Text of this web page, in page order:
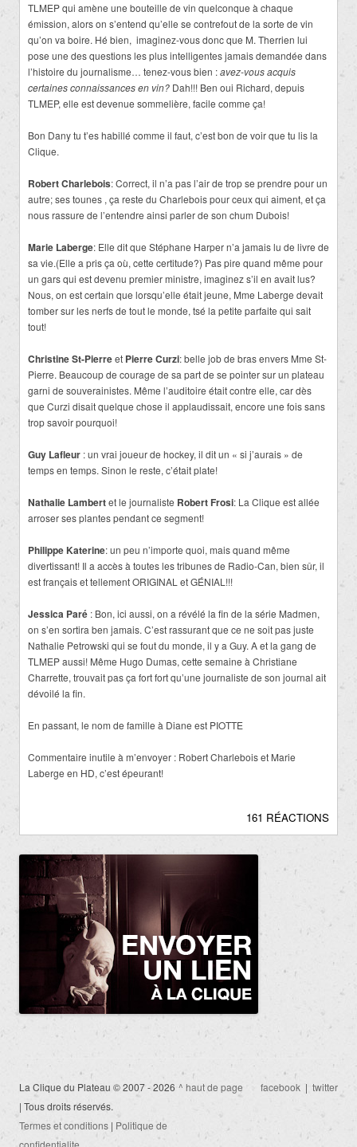
TLMEP qui amène une bouteille de vin quelconque à chaque
émission, alors on s’entend qu’elle se contrefout de la sorte de vin
qu’on va boire. Hé bien, imaginez-vous donc que M. Therrien lui
pose une des questions les plus intelligentes jamais demandée dans
l’histoire du journalisme… tenez-vous bien :avez-vous acquis
certaines connaissances en vin? Dah!!! Ben oui Richard, depuis
TLMEP, elle est devenue sommelière, facile comme ça!
Bon Dany tu t’es habillé comme il faut, c’est bon de voir que tu lis la
Clique.
Robert Charlebois: Correct, il n’a pas l’air de trop se prendre pour un
autre; ses tounes , ça reste du Charlebois pour ceux qui aiment, et ça
nous rassure de l’entendre ainsi parler de son chum Dubois!
Marie Laberge: Elle dit que Stéphane Harper n’a jamais lu de livre de
sa vie.(Elle a pris ça où, cette certitude?) Pas pire quand même pour
un gars qui est devenu premier ministre, imaginez s’il en avait lus?
Nous, on est certain que lorsqu’elle était jeune, Mme Laberge devait
tomber sur les nerfs de tout le monde, tsé la petite parfaite qui sait
tout!
Christine St-Pierreet Pierre Curzi: belle job de bras envers Mme St-
Pierre. Beaucoup de courage de sa part de se pointer sur un plateau
garni de souverainistes. Même l’auditoire était contre elle, car dès
que Curzi disait quelque chose il applaudissait, encore une fois sans
trop savoir pourquoi!
Guy Lafleur : un vrai joueur de hockey, il dit un « si j’aurais » de
temps en temps. Sinon le reste, c’était plate!
Nathalie Lambertet le journaliste Robert Frosi: La Clique est allée
arroser ses plantes pendant ce segment!
Philippe Katerine: un peu n’importe quoi, mais quand même
divertissant! Il a accès à toutes les tribunes de Radio-Can, bien sûr, il
est français et tellement ORIGINAL et GÉNIAL!!!
Jessica Paré : Bon, ici aussi, on a révélé la fin de la série Madmen,
on s’en sortira ben jamais. C’est rassurant que ce ne soit pas juste
Nathalie Petrowski qui se fout du monde, il y a Guy. A et la gang de
TLMEP aussi! Même Hugo Dumas, cette semaine à Christiane
Charrette, trouvait pas ça fort fort qu’une journaliste de son journal ait
dévoilé la fin.
En passant, le nom de famille à Diane est PIOTTE
Commentaire inutile à m’envoyer : Robert Charlebois et Marie
Laberge en HD, c’est épeurant!
161 RÉACTIONS
La Clique du Plateau © 2007 - 2026
| Tous droits réservés.
Termes et conditions | Politique de
^ haut de page facebook | twitter